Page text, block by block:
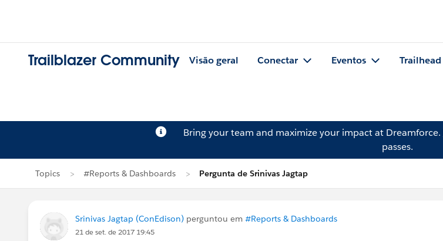
Trailblazer Community Visão geral Conectar Eventos Trailhead
Bring your team and maximize your impact at Dreamforce.
passes.
Topics #Reports & Dashboards Pergunta de Srinivas Jagtap
Srinivas Jagtap (ConEdison) perguntou em #Reports & Dashboards
21 de set. de 2017 19:45